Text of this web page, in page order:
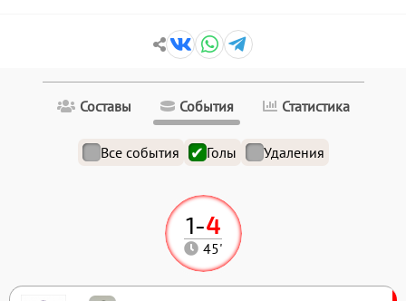
Составы События Статистика
Все события Голы Удаления
1-4
45'